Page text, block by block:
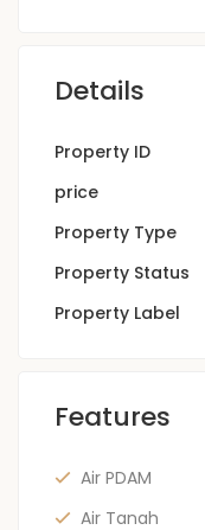
Details
Property ID
price
Property Type
Property Status
Property Label
Features
Air PDAM
Air Tanah